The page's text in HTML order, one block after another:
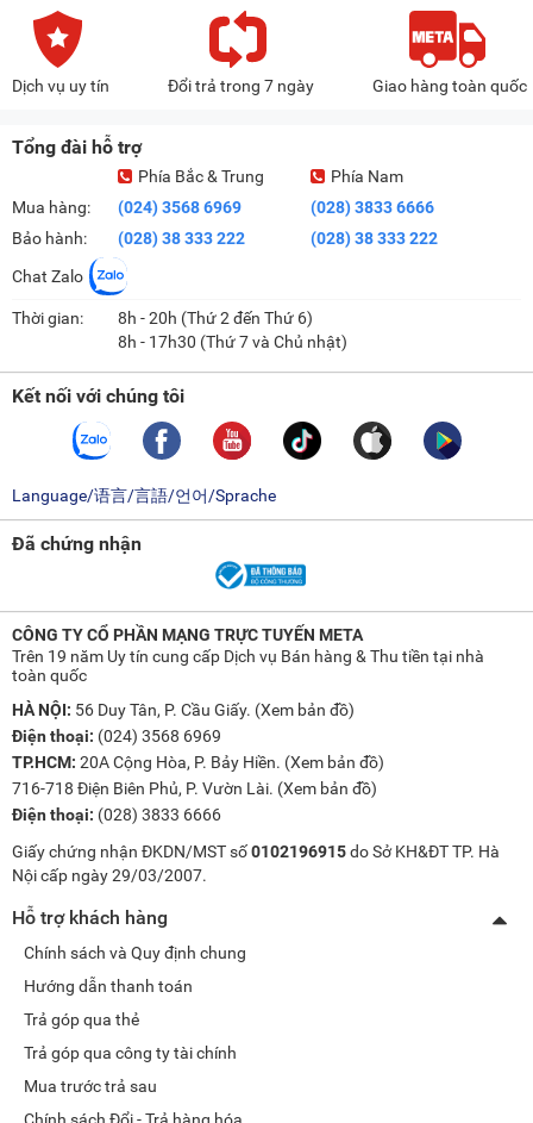
Dịch vụ uy tín Đổi trả trong 7 ngày Giao hàng toàn quốc
Tổng đài hỗ trợ
Mua hàng:
Bảo hành:
Phía Bắc & Trung
(024) 3568 6969
(028) 38 333 222
Phía Nam
(028) 3833 6666
(028) 38 333 222
Chat Zalo
Thời gian:
8h - 20h (Thứ 2 đến Thứ 6)
8h - 17h30 (Thứ 7 và Chủ nhật)
Kết nối với chúng tôi
Language/语言/言語/언어/Sprache
Đã chứng nhận
CÔNG TY CỔ PHẦN MẠNG TRỰC TUYẾN META
Trên 19 năm Uy tín cung cấp Dịch vụ Bán hàng & Thu tiền tại nhà
toàn quốc
HÀ NỘI: 56 Duy Tân, P. Cầu Giấy. (Xem bản đồ)
Điện thoại: (024) 3568 6969
TP.HCM: 20A Cộng Hòa, P. Bảy Hiền. (Xem bản đồ)
716-718 Điện Biên Phủ, P. Vườn Lài. (Xem bản đồ)
Điện thoại: (028) 3833 6666
Giấy chứng nhận ĐKDN/MST số0102196915do Sở KH&ĐT TP. Hà
Nội cấp ngày 29/03/2007.
Hỗ trợ khách hàng
Chính sách và Quy định chung
Hướng dẫn thanh toán
Trả góp qua thẻ
Trả góp qua công ty tài chính
Mua trước trả sau